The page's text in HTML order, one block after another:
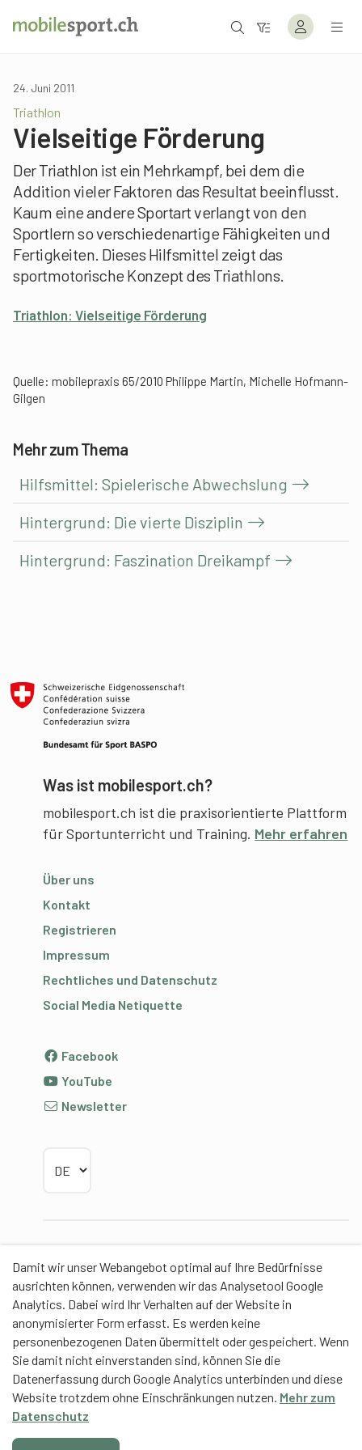
Damit wir unser Webangebot optimal auf Ihre Bedürfnisse
ausrichten können, verwenden wir das Analysetool Google
Analytics. Dabei wird Ihr Verhalten auf der Website in
anonymisierter Form erfasst. Es werden keine
personenbezogenen Daten übermittelt oder gespeichert. Wenn
Sie damit nicht einverstanden sind, können Sie die
Datenerfassung durch Google Analytics unterbinden und diese
Website trotzdem ohne Einschränkungen nutzen. Mehr zum
Datenschutz
24. Juni 2011
Triathlon
Vielseitige Förderung
Der Triathlon ist ein Mehrkampf, bei dem die
Addition vieler Faktoren das Resultat beeinflusst.
Kaum eine andere Sportart verlangt von den
Sportlern so verschiedenartige Fähigkeiten und
Fertigkeiten. Dieses Hilfsmittel zeigt das
sportmotorische Konzept des Triathlons.
Triathlon: Vielseitige Förderung
Quelle: mobilepraxis 65/2010 Philippe Martin, Michelle Hofmann-
Gilgen
Mehr zum Thema
Hilfsmittel: Spielerische Abwechslung
Hintergrund: Die vierte Disziplin
Hintergrund: Faszination Dreikampf
Was ist mobilesport.ch?
mobilesport.ch ist die praxisorientierte Plattform
für Sportunterricht und Training. Mehr erfahren
Über uns
Kontakt
Registrieren
Impressum
Rechtliches und Datenschutz
Social Media Netiquette
Facebook
YouTube
Newsletter
Contentpartner
Eidgenössische Hochschule für Sport Magglingen
EHSM